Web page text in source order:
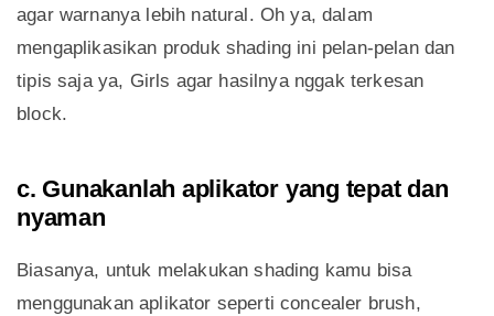
agar warnanya lebih natural. Oh ya, dalam
mengaplikasikan produk shading ini pelan-pelan dan
tipis saja ya, Girls agar hasilnya nggak terkesan
block.
c. Gunakanlah aplikator yang tepat dan
nyaman
Biasanya, untuk melakukan shading kamu bisa
menggunakan aplikator seperti concealer brush,